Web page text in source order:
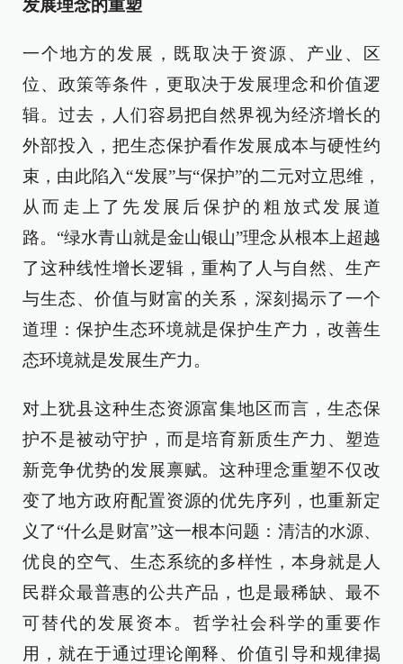
发展理念的重塑
一个地方的发展，既取决于资源、产业、区
位、政策等条件，更取决于发展理念和价值逻
辑。过去，人们容易把自然界视为经济增长的
外部投入，把生态保护看作发展成本与硬性约
束，由此陷入“发展”与“保护”的二元对立思维，
从而走上了先发展后保护的粗放式发展道
路。“绿水青山就是金山银山”理念从根本上超越
了这种线性增长逻辑，重构了人与自然、生产
与生态、价值与财富的关系，深刻揭示了一个
道理：保护生态环境就是保护生产力，改善生
态环境就是发展生产力。
对上犹县这种生态资源富集地区而言，生态保
护不是被动守护，而是培育新质生产力、塑造
新竞争优势的发展禀赋。这种理念重塑不仅改
变了地方政府配置资源的优先序列，也重新定
义了“什么是财富”这一根本问题：清洁的水源、
优良的空气、生态系统的多样性，本身就是人
民群众最普惠的公共产品，也是最稀缺、最不
可替代的发展资本。哲学社会科学的重要作
用，就在于通过理论阐释、价值引导和规律揭